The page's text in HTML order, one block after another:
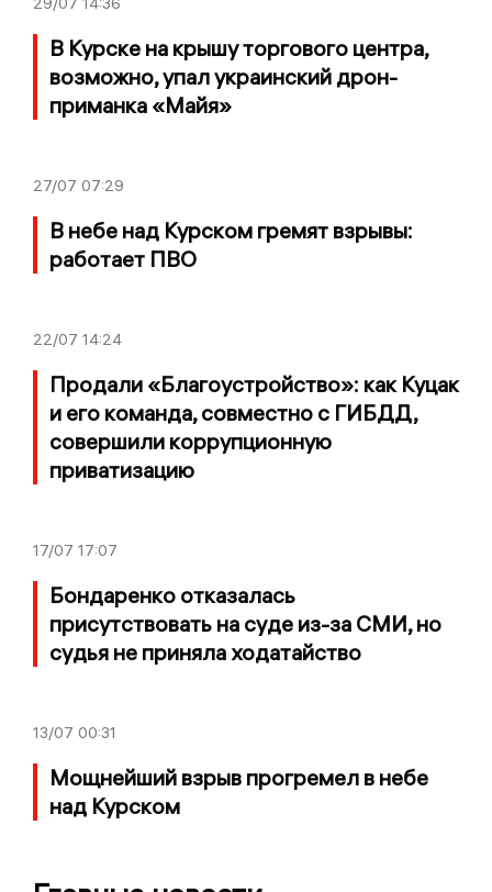
В Курске на крышу торгового центра,
возможно, упал украинский дрон-
приманка «Майя»
27/07 07:29
В небе над Курском гремят взрывы:
работает ПВО
22/07 14:24
Продали «Благоустройство»: как Куцак
и его команда, совместно с ГИБДД,
совершили коррупционную
приватизацию
17/07 17:07
Бондаренко отказалась
присутствовать на суде из-за СМИ, но
судья не приняла ходатайство
13/07 00:31
Мощнейший взрыв прогремел в небе
над Курском